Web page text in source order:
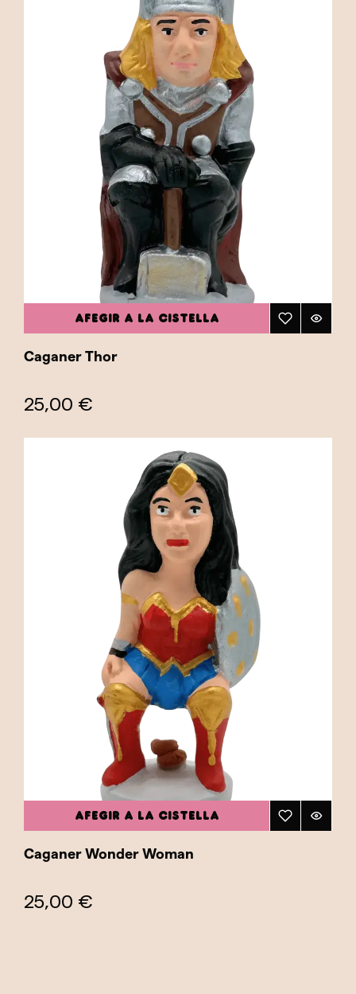
AFEGIR A LA CISTELLA
Caganer Thor
25,00 €
AFEGIR A LA CISTELLA
Caganer Wonder Woman
25,00 €